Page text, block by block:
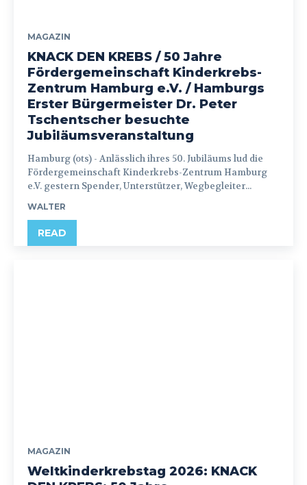
MAGAZIN
KNACK DEN KREBS / 50 Jahre
Fördergemeinschaft Kinderkrebs-
Zentrum Hamburg e.V. / Hamburgs
Erster Bürgermeister Dr. Peter
Tschentscher besuchte
Jubiläumsveranstaltung
Hamburg (ots) - Anlässlich ihres 50. Jubiläums lud die
Fördergemeinschaft Kinderkrebs-Zentrum Hamburg
e.V. gestern Spender, Unterstützer, Wegbegleiter...
WALTER
READ
MAGAZIN
Weltkinderkrebstag 2026: KNACK